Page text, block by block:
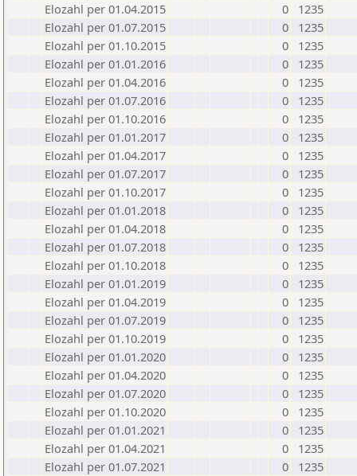
Elozahl per 01.04.2015
0
1235
Elozahl per 01.07.2015
0
1235
Elozahl per 01.10.2015
0
1235
Elozahl per 01.01.2016
0
1235
Elozahl per 01.04.2016
0
1235
Elozahl per 01.07.2016
0
1235
Elozahl per 01.10.2016
0
1235
Elozahl per 01.01.2017
0
1235
Elozahl per 01.04.2017
0
1235
Elozahl per 01.07.2017
0
1235
Elozahl per 01.10.2017
0
1235
Elozahl per 01.01.2018
0
1235
Elozahl per 01.04.2018
0
1235
Elozahl per 01.07.2018
0
1235
Elozahl per 01.10.2018
0
1235
Elozahl per 01.01.2019
0
1235
Elozahl per 01.04.2019
0
1235
Elozahl per 01.07.2019
0
1235
Elozahl per 01.10.2019
0
1235
Elozahl per 01.01.2020
0
1235
Elozahl per 01.04.2020
0
1235
Elozahl per 01.07.2020
0
1235
Elozahl per 01.10.2020
0
1235
Elozahl per 01.01.2021
0
1235
Elozahl per 01.04.2021
0
1235
Elozahl per 01.07.2021
0
1235